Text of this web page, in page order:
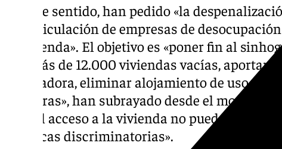
En este sentido, han pedido «la
desarticulación de empresas de
la vivienda». El objetivo es «poner fin al
hay más de 12.000 viviendas vacías, aportar
trabajadora, eliminar alojamiento de uso
hoteleras», han subrayado desde el
que «el acceso a la vivienda no puede
prácticas discriminatorias».